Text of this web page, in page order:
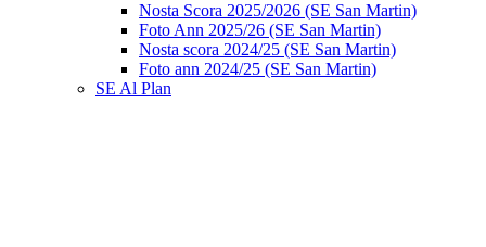
Nosta Scora 2025/2026 (SE San Martin)
Foto Ann 2025/26 (SE San Martin)
Nosta scora 2024/25 (SE San Martin)
Foto ann 2024/25 (SE San Martin)
SE Al Plan